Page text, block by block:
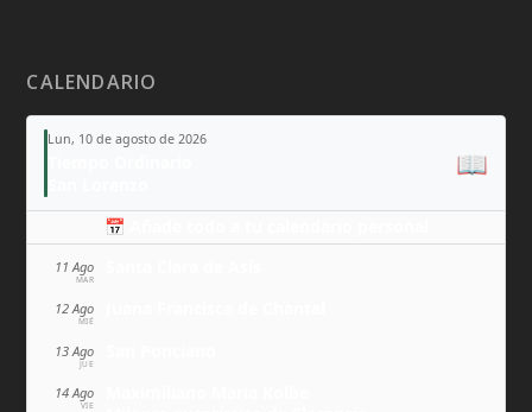
CALENDARIO
Lun, 10 de agosto de 2026
📖
📅 Añade todo a tu calendario personal
11 Ago
MAR
12 Ago
MIÉ
13 Ago
JUE
14 Ago
VIE